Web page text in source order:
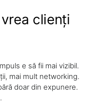
clienți
e să fii mai vizibil.
mai mult networking.
doar din expunere.